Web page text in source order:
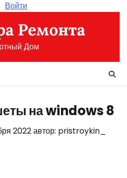
Войти
Ремонта
Дом
на windows 8
2022автор: pristroykin_